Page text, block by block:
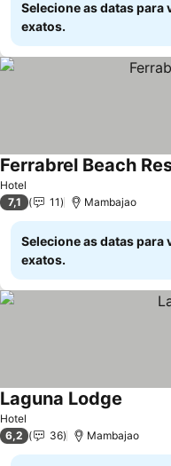
Selecione as datas para
exatos.
Hotel
Ferrabrel Beach
7,1 11 Mambajao
Selecione as datas para
exatos.
Hotel
Laguna Lodge
6,2 36 Mambajao